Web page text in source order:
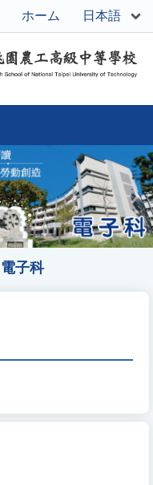
ホーム 日本語
電子科